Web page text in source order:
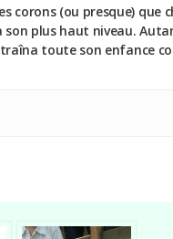
corons (ou presque)
son plus haut niveau.
toute son enfance